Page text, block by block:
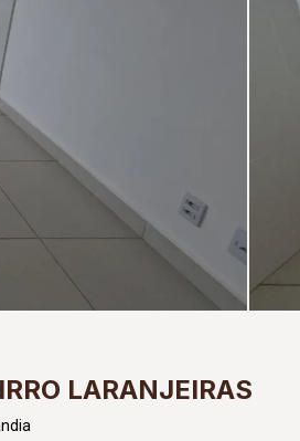
LARANJEIRAS